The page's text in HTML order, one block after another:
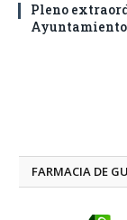
Pleno
FARMACIA DE